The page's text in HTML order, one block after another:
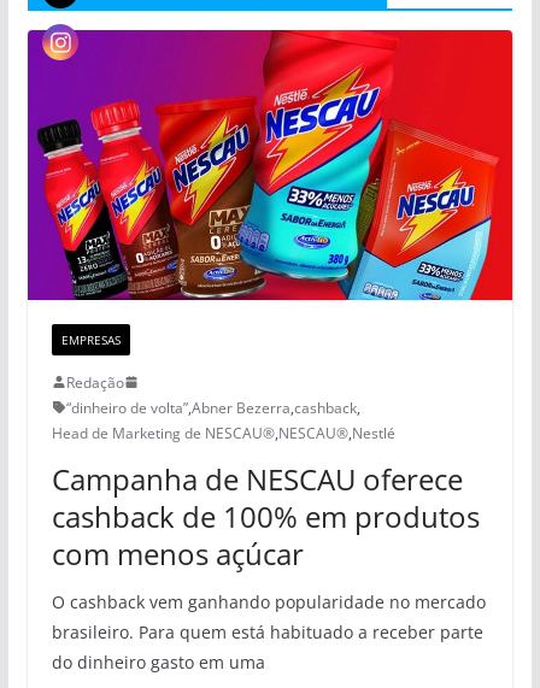
EMPRESAS
Redação
“dinheiro de volta”,Abner Bezerra,cashback,
Head de Marketing de NESCAU®️,NESCAU®,Nestlé
Campanha de NESCAU oferece
cashback de 100% em produtos
com menos açúcar
O cashback vem ganhando popularidade no mercado
brasileiro. Para quem está habituado a receber parte
do dinheiro gasto em uma